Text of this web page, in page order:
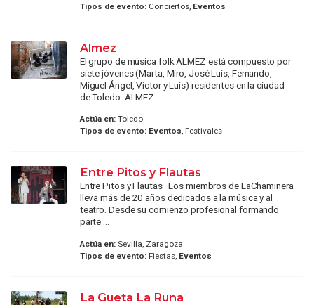
Tipos de evento:Conciertos, Eventos
Almez
El grupo de música folk ALMEZ está compuesto por
siete jóvenes (Marta, Miro, José Luis, Fernando,
Miguel Ángel, Víctor y Luis) residentes en la ciudad
de Toledo. ALMEZ ...
Actúa en:Toledo
Tipos de evento: Eventos, Festivales
Entre Pitos y Flautas
Entre Pitos y Flautas Los miembros de LaChaminera
lleva más de 20 años dedicados a la música y al
teatro. Desde su comienzo profesional formando
parte ...
Actúa en:Sevilla, Zaragoza
Tipos de evento:Fiestas, Eventos
La Gueta La Runa